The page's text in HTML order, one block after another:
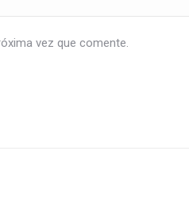
vez que comente.